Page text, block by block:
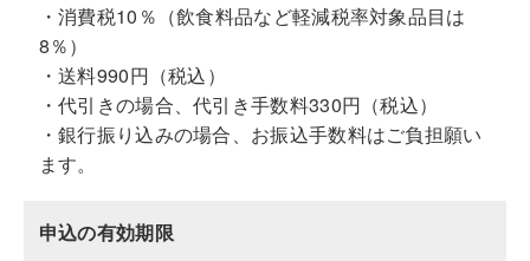
・消費税10％（飲食料品など軽減税率対象品目は
8％）
・送料990円（税込）
・代引きの場合、代引き手数料330円（税込）
・銀行振り込みの場合、お振込手数料はご負担願い
ます。
申込の有効期限